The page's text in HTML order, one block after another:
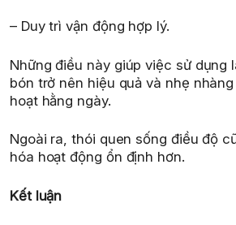
– Duy trì vận động hợp lý.
Những điều này giúp việc sử dụng
bón trở nên hiệu quả và nhẹ
hoạt hằng ngày.
Ngoài ra, thói quen sống điều độ
hóa hoạt động ổn định hơn.
Kết luận